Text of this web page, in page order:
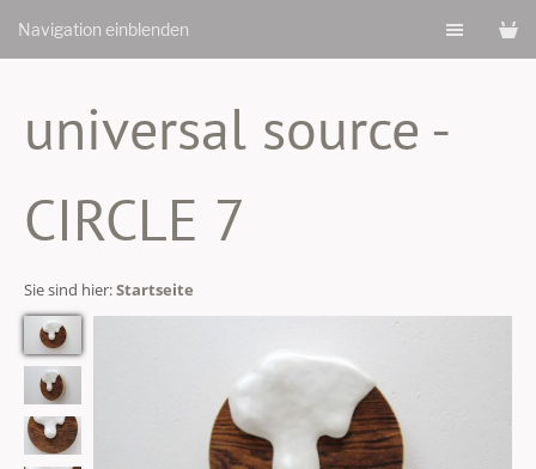
Navigation einblenden
universal source -
CIRCLE 7
Sie sind hier:Startseite